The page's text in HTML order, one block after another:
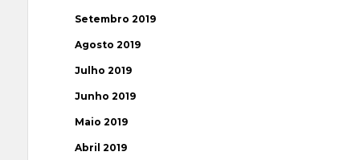
Setembro 2019
Agosto 2019
Julho 2019
Junho 2019
Maio 2019
Abril 2019